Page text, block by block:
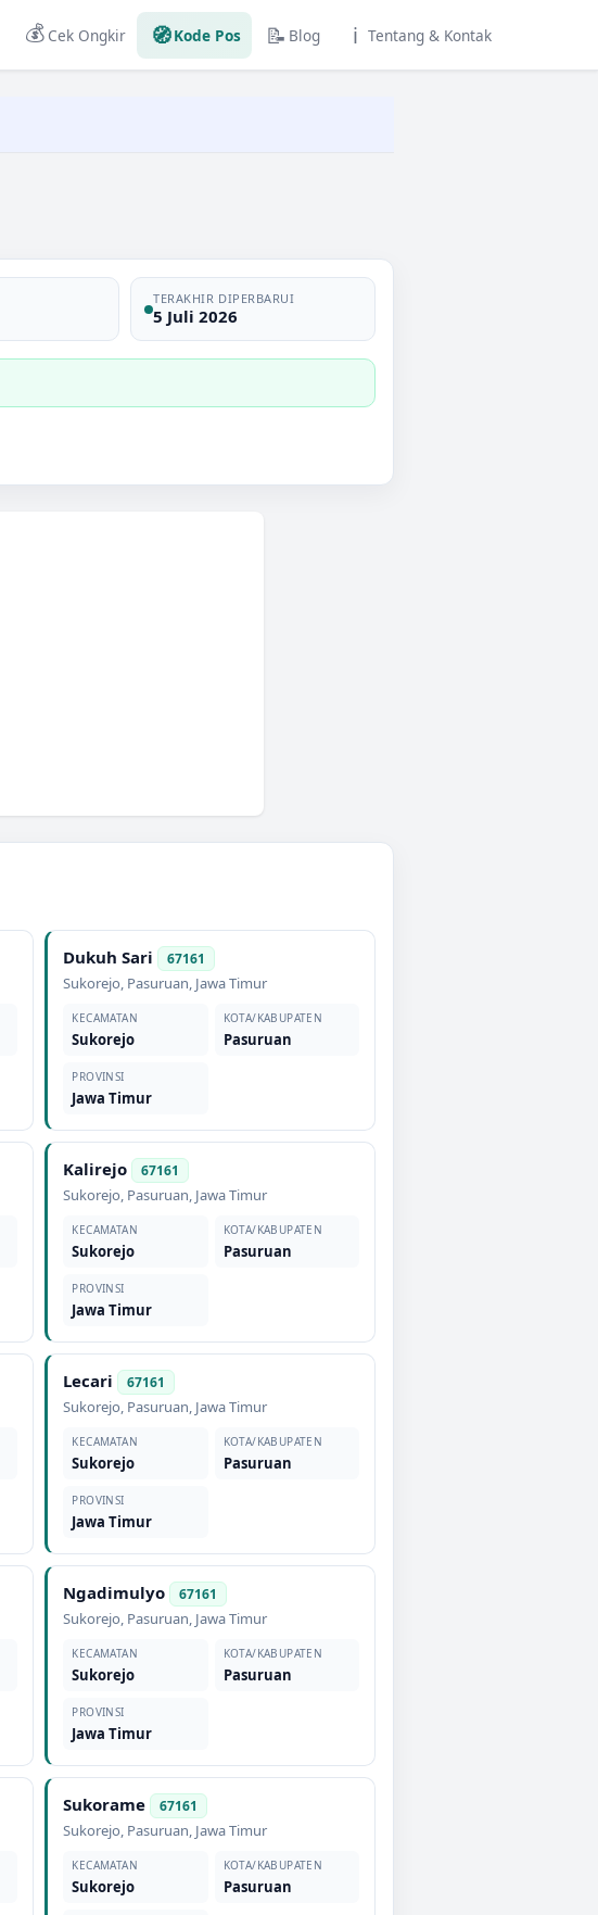
💰 Cek Ongkir 🧭Kode Pos 📝 Blog ℹ️ Tentang & Kontak
TERAKHIR DIPERBARUI
5 Juli 2026
Dukuh Sari 67161
Sukorejo, Pasuruan, Jawa Timur
KECAMATAN
Sukorejo
KOTA/KABUPATEN
Pasuruan
PROVINSI
Jawa Timur
Kalirejo 67161
Sukorejo, Pasuruan, Jawa Timur
KECAMATAN
Sukorejo
KOTA/KABUPATEN
Pasuruan
PROVINSI
Jawa Timur
Lecari 67161
Sukorejo, Pasuruan, Jawa Timur
KECAMATAN
Sukorejo
KOTA/KABUPATEN
Pasuruan
PROVINSI
Jawa Timur
Ngadimulyo 67161
Sukorejo, Pasuruan, Jawa Timur
KECAMATAN
Sukorejo
KOTA/KABUPATEN
Pasuruan
PROVINSI
Jawa Timur
Sukorame 67161
Sukorejo, Pasuruan, Jawa Timur
KECAMATAN
Sukorejo
KOTA/KABUPATEN
Pasuruan